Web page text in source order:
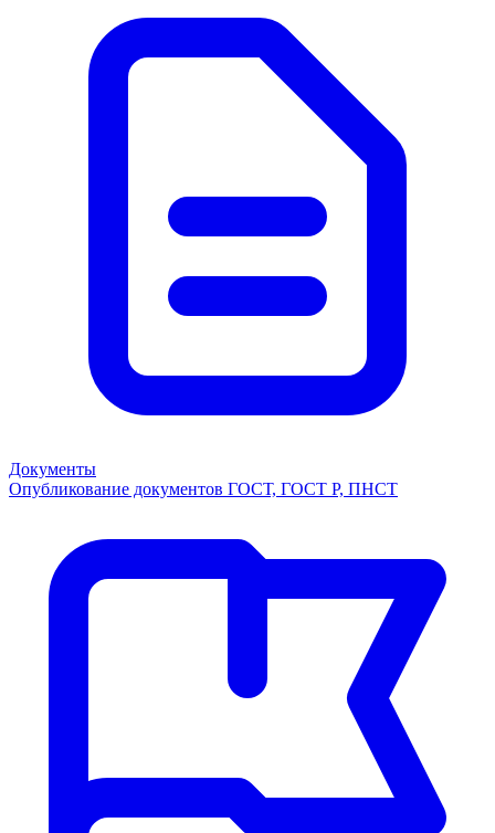
Документы
Опубликование документов ГОСТ, ГОСТ Р, ПНСТ